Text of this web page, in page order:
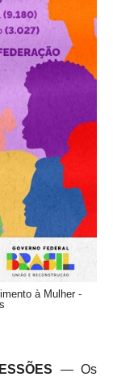
à Mulher -
— Os